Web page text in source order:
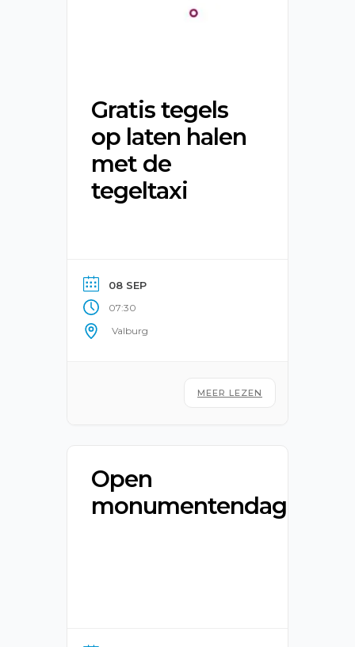
Gratis tegels
op laten halen
met de
tegeltaxi
08 SEP
07:30
Valburg
MEER LEZEN
Open
monumentendag